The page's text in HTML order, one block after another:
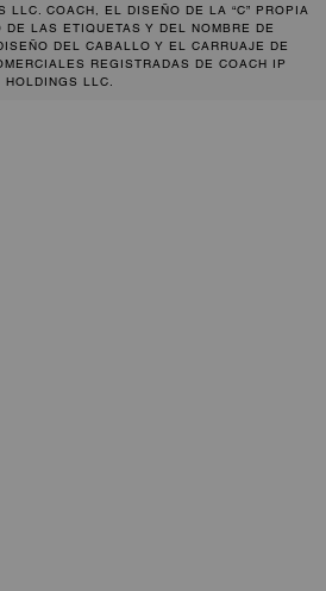
LLC. COACH, EL DISEÑO DE LA “C” PROPIA
LAS ETIQUETAS Y DEL NOMBRE DE
DEL CABALLO Y EL CARRUAJE DE
REGISTRADAS DE COACH IP
HOLDINGS LLC.